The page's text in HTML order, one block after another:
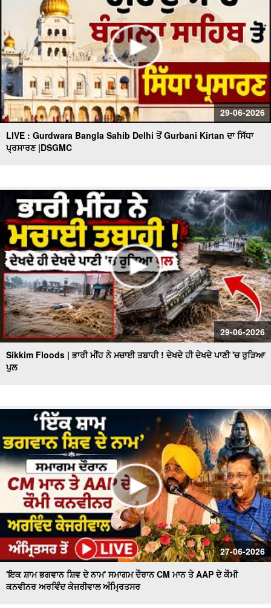
29-06-2026
LIVE : Gurdwara Bangla Sahib Delhi ਤੋਂ Gurbani Kirtan ਦਾ ਸਿੱਧਾ
ਪ੍ਰਸਾਰਣ |DSGMC
29-06-2026
Sikkim Floods | ਭਾਰੀ ਮੀਂਹ ਨੇ ਮਚਾਈ ਤਬਾਹੀ ! ਦੇਖਦੇ ਹੀ ਦੇਖਦੇ ਪਾਣੀ 'ਚ ਰੁੜਿਆ
ਪੁਲ
27-06-2026
'ਇਕ ਸ਼ਾਮ ਭਗਵਾਨ ਸ਼ਿਵ ਦੇ ਨਾਮ' ਸਮਾਗਮ ਦੌਰਾਨ CM ਮਾਨ ਤੇ AAP ਦੇ ਕੌਮੀ
ਕਨਵੀਨਰ ਅਰਵਿੰਦ ਕੇਜਰੀਵਾਲ ਅੰਮ੍ਰਿਤਸਰ